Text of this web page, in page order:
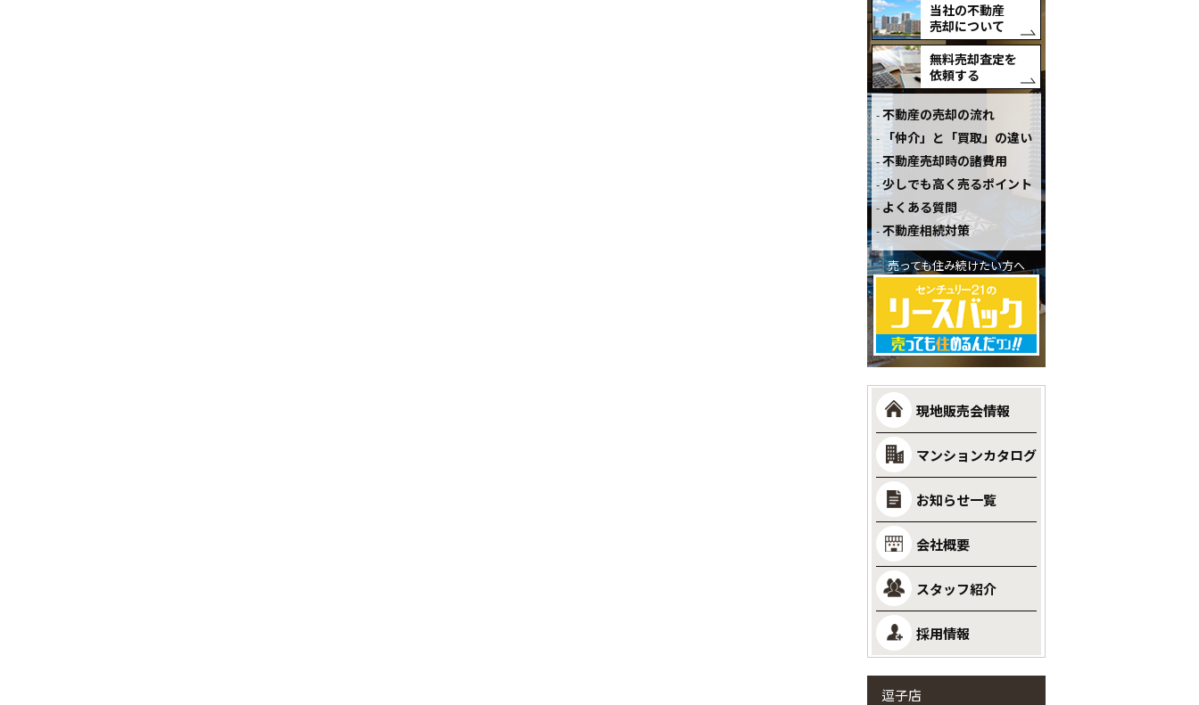
当社の不動産
売却について
無料売却査定を
依頼する
不動産の売却の流れ
「仲介」と「買取」の違い
不動産売却時の諸費用
少しでも高く売るポイント
よくある質問
不動産相続対策
売っても住み続けたい方へ
現地販売会情報
マンションカタログ
お知らせ一覧
会社概要
スタッフ紹介
採用情報
逗子店